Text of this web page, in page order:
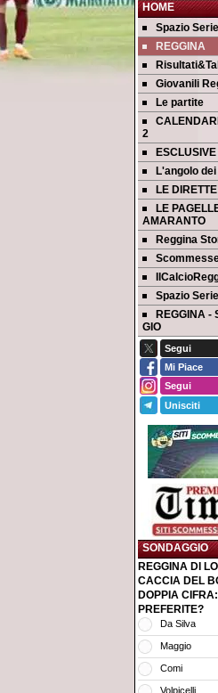
HOME
Spazio
REGGINA
Giovanili
Le partite
2
ESCLUSIVE
L'angolo
LE DIRETTE
LE
AMARANTO
Reggina
Spazio
REGGINA -
GIO
Segui
Mi Piace
Segui
Unisciti
SONDAGGIO
REGGINA DI
CACCIA DEL
DOPPIA
PREFERITE?
Da Silva
Maggio
Comi
Volpicelli